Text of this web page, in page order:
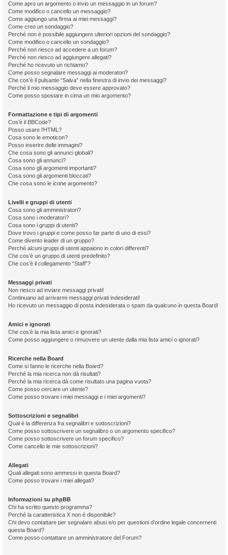
Come apro un argomento o invio un messaggio in un forum?
Come modifico o cancello un messaggio?
Come aggiungo una firma ai miei messaggi?
Come creo un sondaggio?
Perché non è possibile aggiungere ulteriori opzioni del sondaggio?
Come modifico o cancello un sondaggio?
Perché non riesco ad accedere a un forum?
Perché non riesco ad aggiungere allegati?
Perché ho ricevuto un richiamo?
Come posso segnalare messaggi ai moderatori?
Che cos’è il pulsante “Salva” nella finestra di invio dei messaggi?
Perché il mio messaggio deve essere approvato?
Come posso spostare in cima un mio argomento?
Formattazione e tipi di argomenti
Cos’è il BBCode?
Posso usare l’HTML?
Cosa sono le emoticon?
Posso inserire delle immagini?
Che cosa sono gli annunci globali?
Cosa sono gli annunci?
Cosa sono gli argomenti importanti?
Cosa sono gli argomenti bloccati?
Che cosa sono le icone argomento?
Livelli e gruppi di utenti
Cosa sono gli amministratori?
Cosa sono i moderatori?
Cosa sono i gruppi di utenti?
Dove trovo i gruppi e come posso far parte di uno di essi?
Come divento leader di un gruppo?
Perché alcuni gruppi di utenti appaiono in colori differenti?
Che cos’è un gruppo di utenti predefinito?
Che cos’è il collegamento “Staff”?
Messaggi privati
Non riesco ad inviare messaggi privati!
Continuano ad arrivarmi messaggi privati indesiderati!
Ho ricevuto un messaggio di posta indesiderata o spam da qualcuno in questa Board!
Amici e ignorati
Che cos’è la mia lista amici e ignorati?
Come posso aggiungere o rimuovere un utente dalla mia lista amici o ignorati?
Ricerche nella Board
Come si fanno le ricerche nella Board?
Perché la mia ricerca non dà risultati?
Perché la mia ricerca dà come risultato una pagina vuota?
Come posso cercare un utente?
Come posso trovare i miei messaggi e i miei argomenti?
Sottoscrizioni e segnalibri
Qual è la differenza fra segnalibri e sottoscrizioni?
Come posso sottoscrivere un segnalibro o un argomento specifico?
Come posso sottoscrivere un forum specifico?
Come cancello le mie sottoscrizioni?
Allegati
Quali allegati sono ammessi in questa Board?
Come posso trovare i miei allegati?
Informazioni su phpBB
Chi ha scritto questo programma?
Perché la caratteristica X non è disponibile?
Chi devo contattare per segnalare abusi e/o per questioni d’ordine legale concernenti
questa Board?
Come posso contattare un amministratore del Forum?